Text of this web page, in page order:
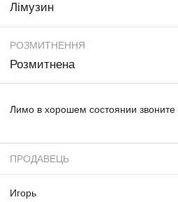
Лімузин
РОЗМИТНЕННЯ
Розмитнена
Лимо в хорошем состоянии звоните
ПРОДАВЕЦЬ
Игорь